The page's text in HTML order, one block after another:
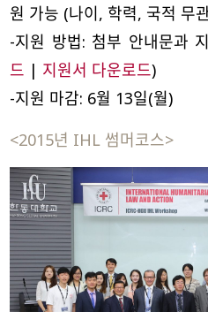
원 가능 (나이, 학력, 국적 무
-지원 방법: 첨부 안내문과
드 | 지원서 다운로드)
-지원 마감: 6월 13일(월)
<2015년 IHL 썸머코스>